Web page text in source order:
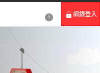
網銀登入
Card+ 信用卡數位服務